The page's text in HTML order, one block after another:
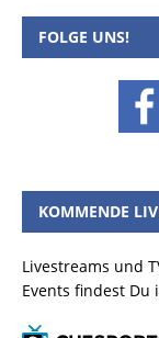
FOLGE UNS!
KOMMENDE
Livestreams und
Events findest